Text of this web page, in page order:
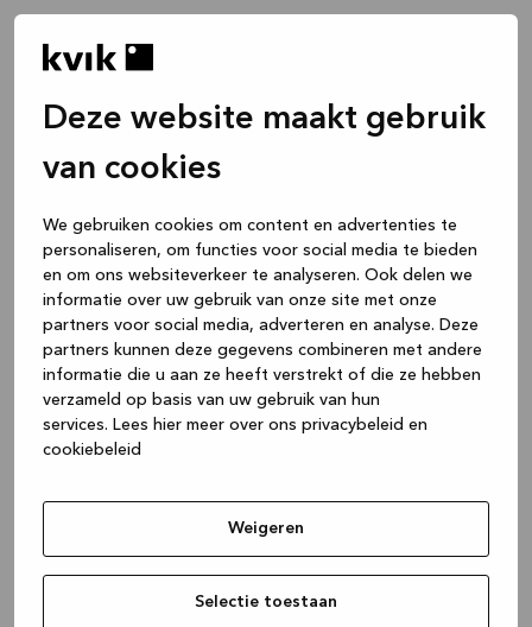
Deze website maakt gebruik
van cookies
We gebruiken cookies om content en advertenties te
personaliseren, om functies voor social media te bieden
en om ons websiteverkeer te analyseren. Ook delen we
informatie over uw gebruik van onze site met onze
partners voor social media, adverteren en analyse. Deze
partners kunnen deze gegevens combineren met andere
informatie die u aan ze heeft verstrekt of die ze hebben
verzameld op basis van uw gebruik van hun
services. Lees hier meer over ons privacybeleid en
cookiebeleid
Weigeren
Selectie toestaan
(see the browser console for more
information).